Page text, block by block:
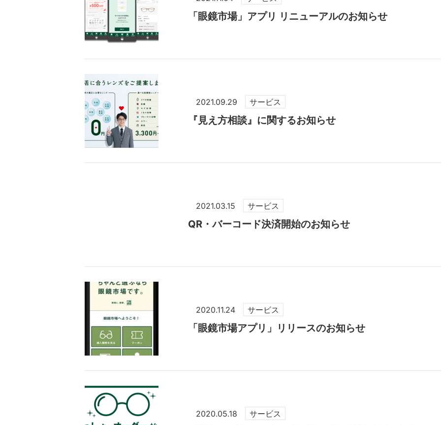
「眼鏡市場」アプリ リニューアルのお知らせ
2021.09.29 サービス
『見え方相談』に関するお知らせ
2021.03.15 サービス
QR・バーコード決済開始のお知らせ
2020.11.24 サービス
「眼鏡市場アプリ」リリースのお知らせ
2020.05.18 サービス